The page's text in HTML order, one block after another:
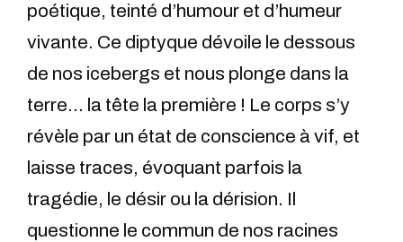
poétique, teinté d’humour et d’humeur
vivante. Ce diptyque dévoile le dessous
de nos icebergs et nous plonge dans la
terre… la tête la première ! Le corps s’y
révèle par un état de conscience à vif, et
laisse traces, évoquant parfois la
tragédie, le désir ou la dérision. Il
questionne le commun de nos racines